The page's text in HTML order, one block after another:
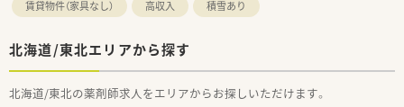
賃貸物件（家具なし）
高収入 積雪あり
北海道/東北エリアから探す
北海道/東北の薬剤師求人をエリアからお探しいただけます。